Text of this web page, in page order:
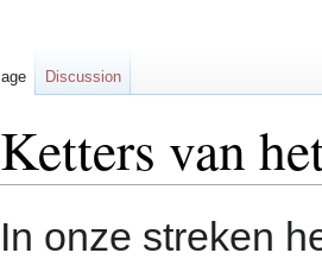
Ketters van
In onze streken
Discussion